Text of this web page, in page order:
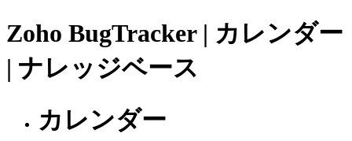
Zoho BugTracker | カレンダー
| ナレッジベース
カレンダー